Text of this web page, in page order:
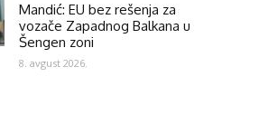
Mandić: EU bez rešenja za
vozače Zapadnog Balkana u
Šengen zoni
8. avgust 2026.